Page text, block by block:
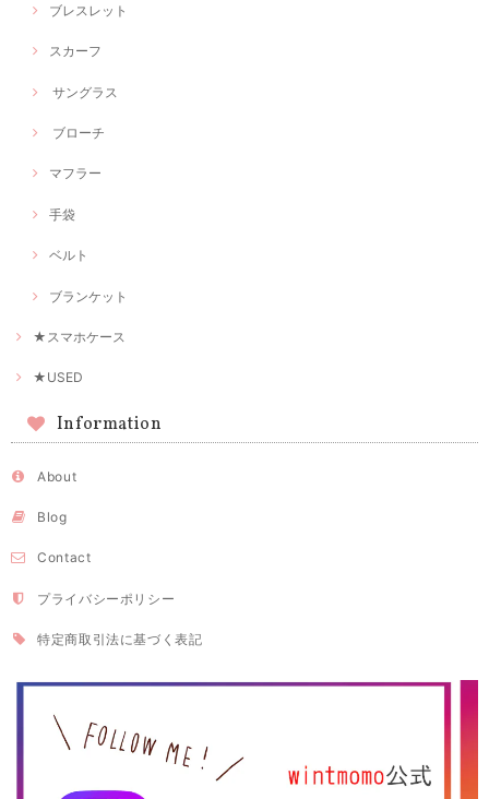
ブレスレット
スカーフ
サングラス
ブローチ
マフラー
手袋
ベルト
ブランケット
★スマホケース
★USED
Information
About
Blog
Contact
プライバシーポリシー
特定商取引法に基づく表記